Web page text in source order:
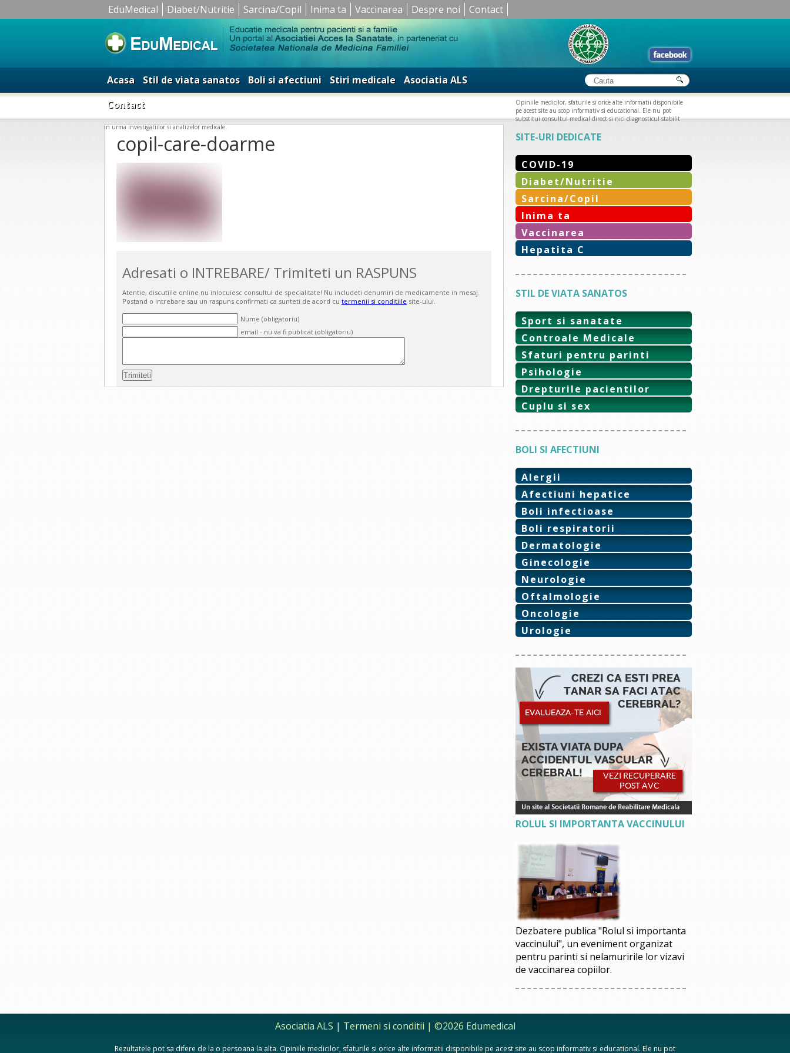
EduMedical Diabet/Nutritie Sarcina/Copil Inima ta Vaccinarea Despre noi Contact
Acasa Stil de viata sanatos Boli si afectiuni Stiri medicale
Asociatia ALS
Contact
Opiniile medicilor, sfaturile si orice alte informatii disponibile
pe acest site au scop informativ si educational. Ele nu pot
substitui consultul medical direct si nici diagnosticul stabilit
in urma investigatiilor si analizelor medicale.
copil-care-doarme
Adresati o INTREBARE/ Trimiteti un RASPUNS
Atentie, discutiile online nu inlocuiesc consultul de specialitate! Nu includeti denumiri de medicamente in mesaj.
Postand o intrebare sau un raspuns confirmati ca sunteti de acord cu termenii si conditiile site-ului.
Nume (obligatoriu)
email - nu va fi publicat (obligatoriu)
SITE-URI DEDICATE
COVID-19
Diabet/Nutritie
Sarcina/Copil
Inima ta
Vaccinarea
Hepatita C
STIL DE VIATA SANATOS
Sport si sanatate
Controale Medicale
Sfaturi pentru parinti
Psihologie
Drepturile pacientilor
Cuplu si sex
BOLI SI AFECTIUNI
Alergii
Afectiuni hepatice
Boli infectioase
Boli respiratorii
Dermatologie
Ginecologie
Neurologie
Oftalmologie
Oncologie
Urologie
ROLUL SI IMPORTANTA VACCINULUI
Dezbatere publica "Rolul si importanta
vaccinului", un eveniment organizat
pentru parinti si nelamuririle lor vizavi
de vaccinarea copiilor.
Asociatia ALS | Termeni si conditii | ©2026 Edumedical
Rezultatele pot sa difere de la o persoana la alta. Opiniile medicilor, sfaturile si orice alte informatii disponibile pe acest site au scop informativ si educational. Ele nu pot